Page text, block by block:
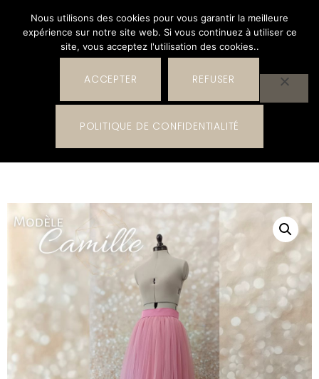
0,00€ 0
Nous utilisons des cookies pour vous garantir la meilleure
expérience sur notre site web. Si vous continuez à utiliser ce
site, vous acceptez l'utilisation des cookies..
ACCEPTER REFUSER
POLITIQUE DE CONFIDENTIALITÉ